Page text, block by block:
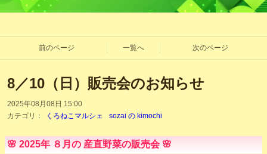
前のページ 一覧へ 次のページ
8／10（日）販売会のお知らせ
2025年08月08日 15:00
カテゴリ：
くろねこマルシェ sozai の kimochi
🌸 2025年 ８月の 産直野菜の販売会 🌸
i
t